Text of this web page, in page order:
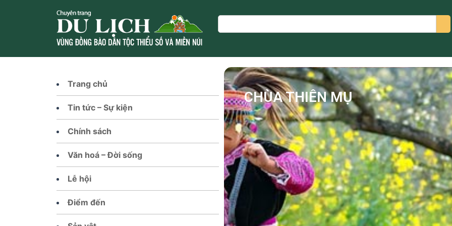
Search
Trang chủ
Tin tức – Sự kiện
Chính sách
Văn hoá – Đời sống
Lễ hội
Điểm đến
CHÙA THIÊN MỤ